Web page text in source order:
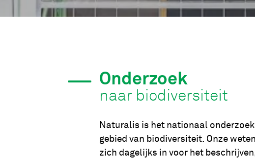
Onderzoek
naar biodiversiteit
Naturalis is het nationaal
gebied van biodiversiteit. Onze
zich dagelijks in voor het